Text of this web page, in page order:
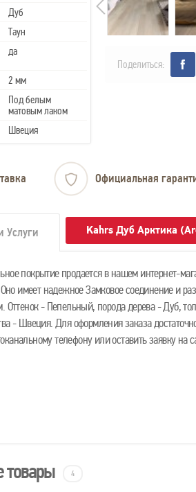
Дуб
Таун
да
2 мм
Под белым
матовым лаком
Швеция
Поделиться:
Официальная
Услуги Kahrs Дуб Арктика
покрытие продается в нашем интернет-
имеет надежное Замковое соединение и
Оттенок - Пепельный, порода дерева - Дуб,
- Швеция. Для оформления заказа
телефону или оставить заявку на
товары 4